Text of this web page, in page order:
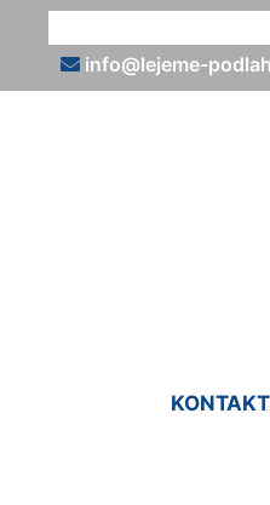
info@lejeme-